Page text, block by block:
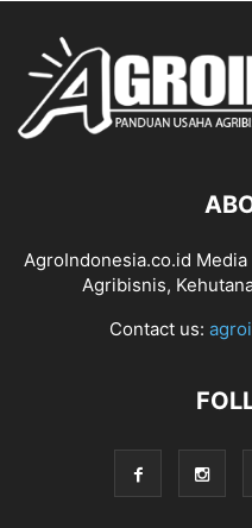
AgroIndonesia.co.id
Agribisnis,
Contact us: